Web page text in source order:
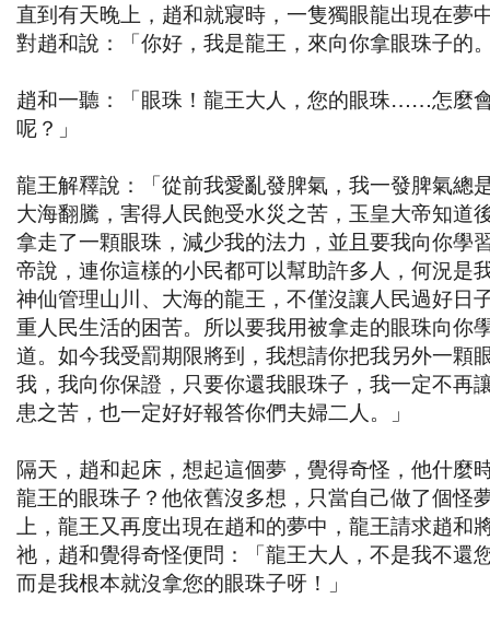
直到有天晚上，趙和就寢時，一隻獨眼龍出現在夢
對趙和說：「你好，我是龍王，來向你拿眼珠子的
趙和一聽：「眼珠！龍王大人，您的眼珠……怎麼
呢？」
龍王解釋說：「從前我愛亂發脾氣，我一發脾氣總
大海翻騰，害得人民飽受水災之苦，玉皇大帝知道
拿走了一顆眼珠，減少我的法力，並且要我向你學
帝說，連你這樣的小民都可以幫助許多人，何況是
神仙管理山川、大海的龍王，不僅沒讓人民過好日
重人民生活的困苦。所以要我用被拿走的眼珠向你
道。如今我受罰期限將到，我想請你把我另外一顆
我，我向你保證，只要你還我眼珠子，我一定不再
患之苦，也一定好好報答你們夫婦二人。」
隔天，趙和起床，想起這個夢，覺得奇怪，他什麼
龍王的眼珠子？他依舊沒多想，只當自己做了個怪
上，龍王又再度出現在趙和的夢中，龍王請求趙和
祂，趙和覺得奇怪便問：「龍王大人，不是我不還
而是我根本就沒拿您的眼珠子呀！」